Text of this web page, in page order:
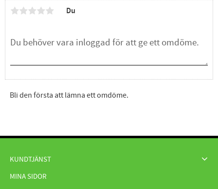
Du
Bli den första att lämna ett omdöme.
KUNDTJÄNST
MINA SIDOR